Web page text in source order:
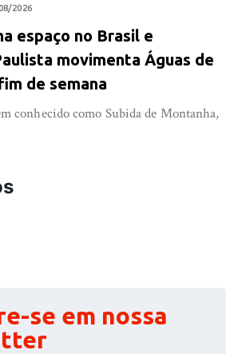
2026
espaço no Brasil e
movimenta Águas de
de semana
conhecido como Subida de Montanha,
se em nossa